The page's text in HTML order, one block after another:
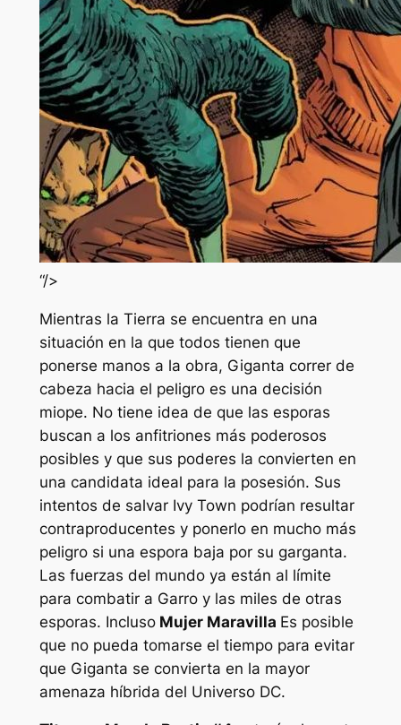
“/>
Mientras la Tierra se encuentra en una
situación en la que todos tienen que
ponerse manos a la obra, Giganta correr de
cabeza hacia el peligro es una decisión
miope. No tiene idea de que las esporas
buscan a los anfitriones más poderosos
posibles y que sus poderes la convierten en
una candidata ideal para la posesión. Sus
intentos de salvar Ivy Town podrían resultar
contraproducentes y ponerlo en mucho más
peligro si una espora baja por su garganta.
Las fuerzas del mundo ya están al límite
para combatir a Garro y las miles de otras
esporas. InclusoMujer Maravilla Es posible
que no pueda tomarse el tiempo para evitar
que Giganta se convierta en la mayor
amenaza híbrida del Universo DC.